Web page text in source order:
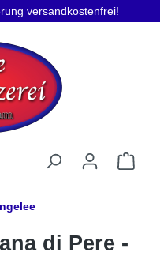
versandkostenfrei!
di Pere -